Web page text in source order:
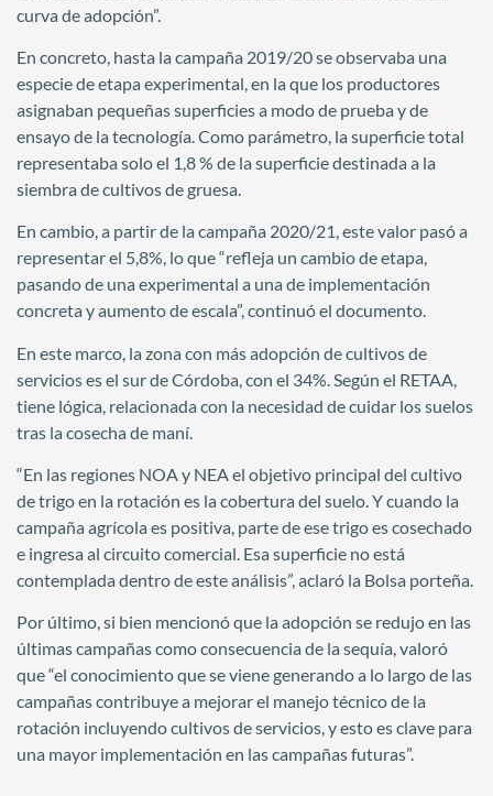
curva de adopción”.
En concreto, hasta la campaña 2019/20 se observaba una
especie de etapa experimental, en la que los productores
asignaban pequeñas superficies a modo de prueba y de
ensayo de la tecnología. Como parámetro, la superficie total
representaba solo el 1,8 % de la superficie destinada a la
siembra de cultivos de gruesa.
En cambio, a partir de la campaña 2020/21, este valor pasó a
representar el 5,8%, lo que “refleja un cambio de etapa,
pasando de una experimental a una de implementación
concreta y aumento de escala”, continuó el documento.
En este marco, la zona con más adopción de cultivos de
servicios es el sur de Córdoba, con el 34%. Según el RETAA,
tiene lógica, relacionada con la necesidad de cuidar los suelos
tras la cosecha de maní.
“En las regiones NOA y NEA el objetivo principal del cultivo
de trigo en la rotación es la cobertura del suelo. Y cuando la
campaña agrícola es positiva, parte de ese trigo es cosechado
e ingresa al circuito comercial. Esa superficie no está
contemplada dentro de este análisis”, aclaró la Bolsa porteña.
Por último, si bien mencionó que la adopción se redujo en las
últimas campañas como consecuencia de la sequía, valoró
que “el conocimiento que se viene generando a lo largo de las
campañas contribuye a mejorar el manejo técnico de la
rotación incluyendo cultivos de servicios, y esto es clave para
una mayor implementación en las campañas futuras”.